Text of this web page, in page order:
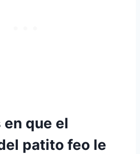
que el
patito feo le